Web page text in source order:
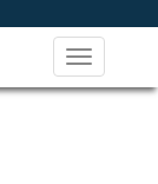
Toggle
navigation